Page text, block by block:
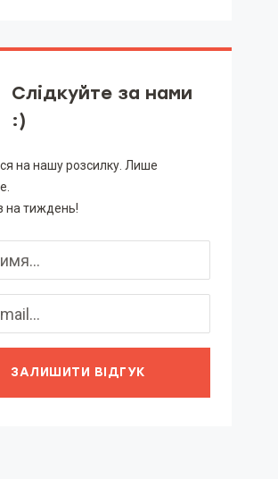
Слідкуйте за нами
:)
на нашу розсилку. Лише
на тиждень!
ЗАЛИШИТИ ВІДГУК